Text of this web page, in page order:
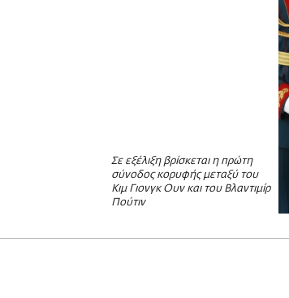
Σε εξέλιξη βρίσκεται η πρώτη
σύνοδος κορυφής μεταξύ του
Κιμ Γιονγκ Ουν και του Βλαντιμίρ
Πούτιν